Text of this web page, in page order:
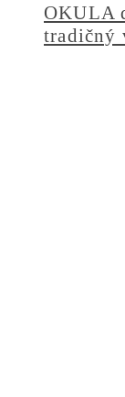
OKULA
tradičný